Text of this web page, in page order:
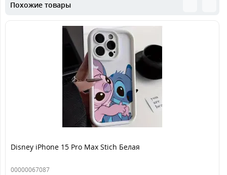
Похожие товары
Disney iPhone 15 Pro Max Stich Белая
00000067087